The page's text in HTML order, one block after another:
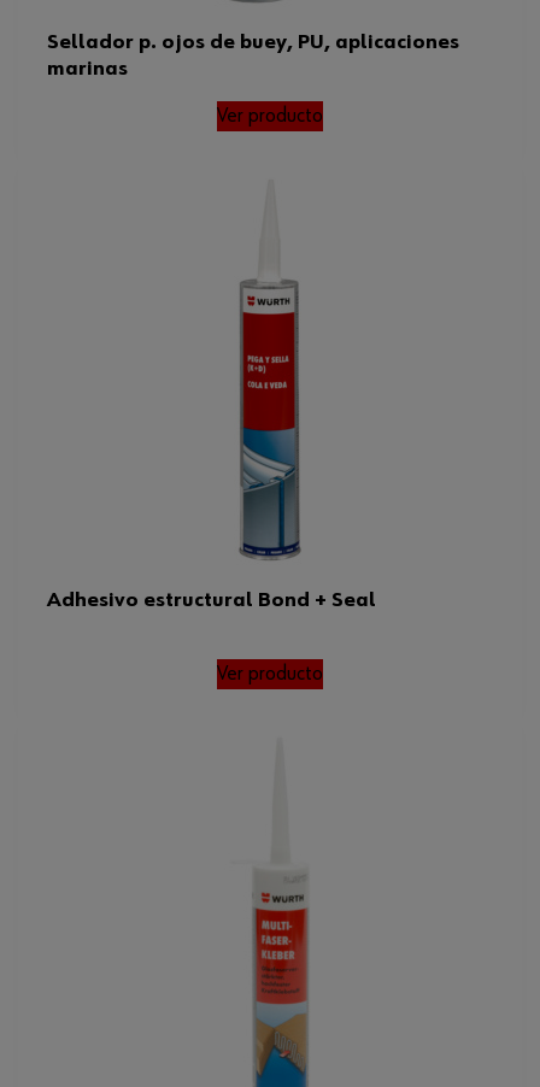
Sellador p. ojos de buey, PU, aplicaciones
marinas
Ver producto
Adhesivo estructural Bond + Seal
Ver producto